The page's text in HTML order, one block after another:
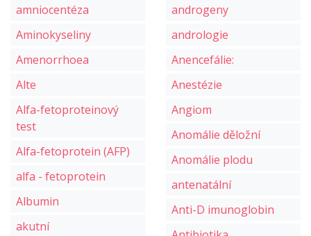
amniocentéza
Aminokyseliny
Amenorrhoea
Alte
Alfa-fetoproteinový
test
Alfa-fetoprotein (AFP)
alfa - fetoprotein
Albumin
akutní
androgeny
andrologie
Anencefálie:
Anestézie
Angiom
Anomálie děložní
Anomálie plodu
antenatální
Anti-D imunoglobin